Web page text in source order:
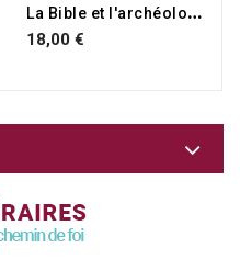
L
a Bible et l'archéologie
18,00 €